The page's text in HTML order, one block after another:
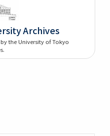
Archives
the University of Tokyo